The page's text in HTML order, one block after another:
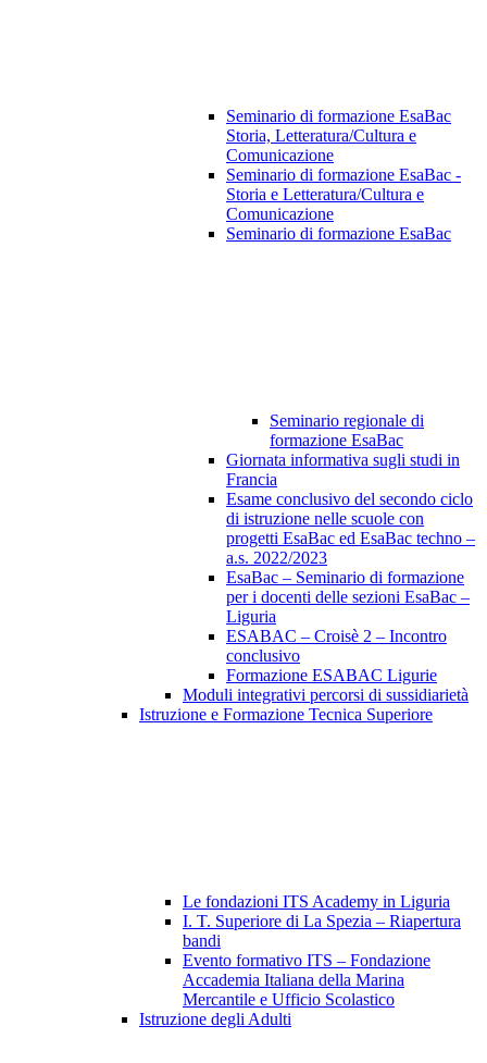
Seminario di formazione EsaBac
Storia, Letteratura/Cultura e
Comunicazione
Seminario di formazione EsaBac -
Storia e Letteratura/Cultura e
Comunicazione
Seminario di formazione EsaBac
Seminario regionale di
formazione EsaBac
Giornata informativa sugli studi in
Francia
Esame conclusivo del secondo ciclo
di istruzione nelle scuole con
progetti EsaBac ed EsaBac techno –
a.s. 2022/2023
EsaBac – Seminario di formazione
per i docenti delle sezioni EsaBac –
Liguria
ESABAC – Croisè 2 – Incontro
conclusivo
Formazione ESABAC Ligurie
Moduli integrativi percorsi di sussidiarietà
Istruzione e Formazione Tecnica Superiore
Le fondazioni ITS Academy in Liguria
I. T. Superiore di La Spezia – Riapertura
bandi
Evento formativo ITS – Fondazione
Accademia Italiana della Marina
Mercantile e Ufficio Scolastico
Istruzione degli Adulti